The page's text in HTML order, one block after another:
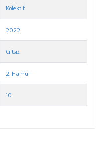
Kolektif
2022
Ciltsiz
2. Hamur
10